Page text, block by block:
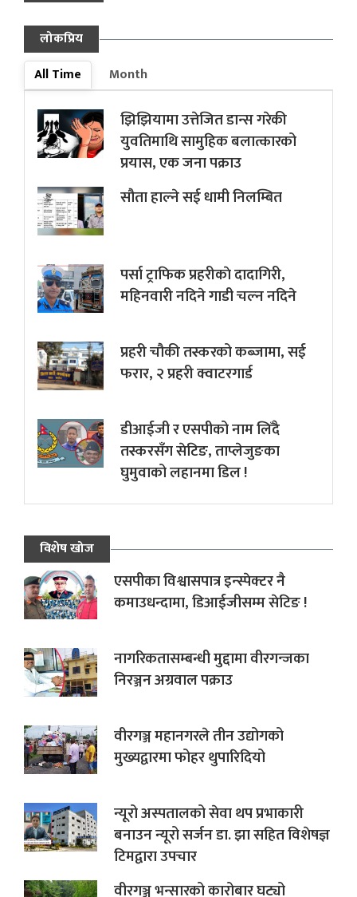
लोकप्रिय
All Time
Month
झिझियामा उत्तेजित डान्स गरेकी
युवतिमाथि सामुहिक बलात्कारको
प्रयास, एक जना पक्राउ
सौता हाल्ने सई धामी निलम्बित
पर्सा ट्राफिक प्रहरीकाे दादागिरी,
महिनवारी नदिने गाडी चल्न नदिने
प्रहरी चौकी तस्करको कब्जामा, सई
फरार, २ प्रहरी क्वाटरगार्ड
डीआईजी र एसपीको नाम लिँदै
तस्करसँग सेटिङ, ताप्लेजुङका
घुमुवाको लहानमा डिल !
विशेष खोज
एसपीका विश्वासपात्र इन्स्पेक्टर नै
कमाउधन्दामा, डिआईजीसम्म सेटिङ !
नागरिकतासम्बन्धी मुद्दामा वीरगन्जका
निरञ्जन अग्रवाल पक्राउ
वीरगञ्ज महानगरले तीन उद्योगको
मुख्यद्वारमा फोहर थुपारिदियो
न्यूरो अस्पतालको सेवा थप प्रभाकारी
बनाउन न्यूरो सर्जन डा. झा सहित विशेषज्ञ
टिमद्वारा उपचार
वीरगञ्ज भन्सारको कारोबार घट्यो